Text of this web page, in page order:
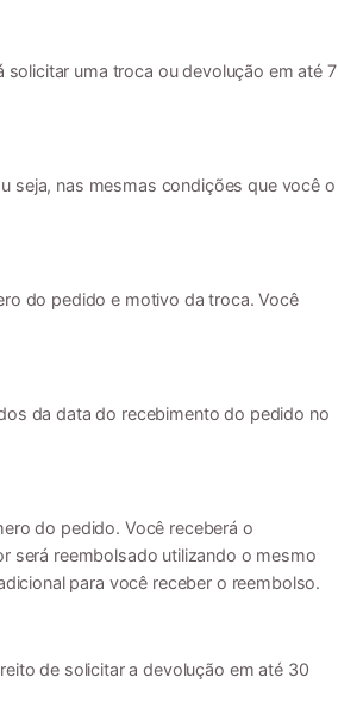
uma troca ou devolução em até 7
seja, nas mesmas condições que você o
do pedido e motivo da troca. Você
da data do recebimento do pedido no
do pedido. Você receberá o
será reembolsado utilizando o mesmo
para você receber o reembolso.
de solicitar a devolução em até 30